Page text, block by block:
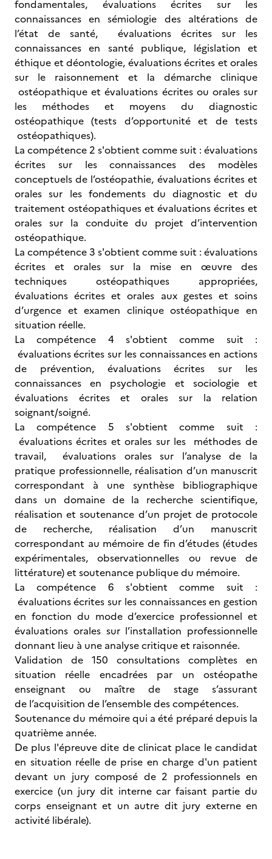
fondamentales, évaluations écrites sur les
connaissances en sémiologie des altérations de
l’état de santé, évaluations écrites sur les
connaissances en santé publique, législation et
éthique et déontologie, évaluations écrites et orales
sur le raisonnement et la démarche clinique
ostéopathique et évaluations écrites ou orales sur
les méthodes et moyens du diagnostic
ostéopathique (tests d’opportunité et de tests
ostéopathiques).
La compétence 2 s'obtient comme suit : évaluations
écrites sur les connaissances des modèles
conceptuels de l’ostéopathie, évaluations écrites et
orales sur les fondements du diagnostic et du
traitement ostéopathiques et évaluations écrites et
orales sur la conduite du projet d’intervention
ostéopathique.
La compétence 3 s'obtient comme suit : évaluations
écrites et orales sur la mise en œuvre des
techniques ostéopathiques appropriées,
évaluations écrites et orales aux gestes et soins
d’urgence et examen clinique ostéopathique en
situation réelle.
La compétence 4 s'obtient comme suit :
évaluations écrites sur les connaissances en actions
de prévention, évaluations écrites sur les
connaissances en psychologie et sociologie et
évaluations écrites et orales sur la relation
soignant/soigné.
La compétence 5 s'obtient comme suit :
évaluations écrites et orales sur les méthodes de
travail, évaluations orales sur l’analyse de la
pratique professionnelle, réalisation d’un manuscrit
correspondant à une synthèse bibliographique
dans un domaine de la recherche scientifique,
réalisation et soutenance d’un projet de protocole
de recherche, réalisation d’un manuscrit
correspondant au mémoire de fin d’études (études
expérimentales, observationnelles ou revue de
littérature) et soutenance publique du mémoire.
La compétence 6 s'obtient comme suit :
évaluations écrites sur les connaissances en gestion
en fonction du mode d’exercice professionnel et
évaluations orales sur l’installation professionnelle
donnant lieu à une analyse critique et raisonnée.
Validation de 150 consultations complètes en
situation réelle encadrées par un ostéopathe
enseignant ou maître de stage s’assurant
de l’acquisition de l’ensemble des compétences.
Soutenance du mémoire qui a été préparé depuis la
quatrième année.
De plus l'épreuve dite de clinicat place le candidat
en situation réelle de prise en charge d'un patient
devant un jury composé de 2 professionnels en
exercice (un jury dit interne car faisant partie du
corps enseignant et un autre dit jury externe en
activité libérale).